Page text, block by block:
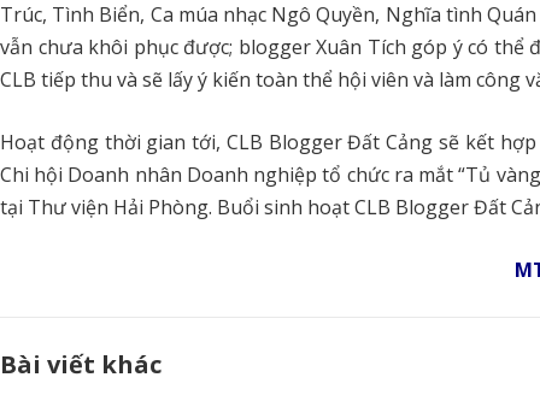
Trúc, Tình Biển, Ca múa nhạc Ngô Quyền, Nghĩa tình
vẫn chưa khôi phục được; blogger Xuân Tích góp ý có thể
CLB tiếp thu và sẽ lấy ý kiến toàn thể hội viên và làm công
Hoạt động thời gian tới, CLB Blogger Đất Cảng sẽ kết
Chi hội Doanh nhân Doanh nghiệp tổ chức ra mắt “Tủ
tại Thư viện Hải Phòng. Buổi sinh hoạt CLB Blogger Đất
Bài viết khác